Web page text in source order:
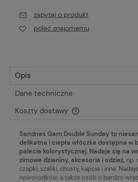
zapytaj o produkt
poleć znajomemu
Opis
Dane techniczne
Koszty dostawy
Cena nie zawiera ewentualnych kosztów
Sandnes Garn Double Sunday to
delikatna i ciepła włóczka dostępna w
palecie kolorystycznej. Nadaje się na
zimowe dzianiny, akcesoria i odzież, np.
czapki, szaliki, chusty, kapcie i inne.
noworodków, a także osób o bardzo